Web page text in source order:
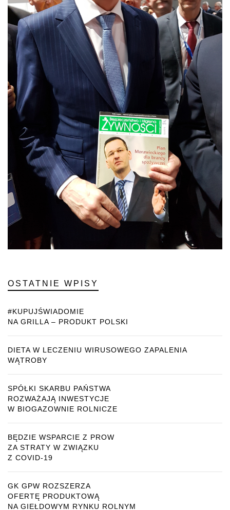
OSTATNIE WPISY
#KUPUJŚWIADOMIE
NA GRILLA – PRODUKT POLSKI
DIETA W LECZENIU WIRUSOWEGO ZAPALENIA
WĄTROBY
SPÓŁKI SKARBU PAŃSTWA
ROZWAŻAJĄ INWESTYCJE
W BIOGAZOWNIE ROLNICZE
BĘDZIE WSPARCIE Z PROW
ZA STRATY W ZWIĄZKU
Z COVID-19
GK GPW ROZSZERZA
OFERTĘ PRODUKTOWĄ
NA GIEŁDOWYM RYNKU ROLNYM